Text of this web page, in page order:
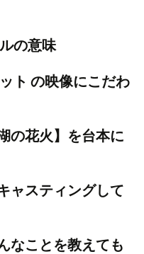
の意味
ト の映像にこだわ
の花火】を台本に
ャスティングして
なことを教えても